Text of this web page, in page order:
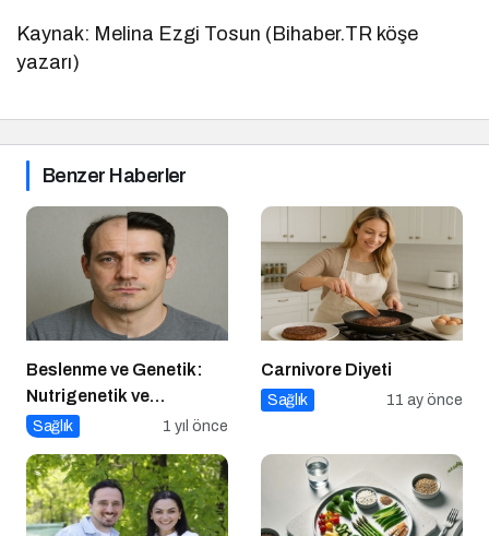
Kaynak: Melina Ezgi Tosun (Bihaber.TR köşe
yazarı)
Benzer Haberler
Beslenme ve Genetik:
Nutrigenetik ve
Nutrigenomik’in Rolü
Sağlık 1 yıl önce
Carnivore Diyeti
Sağlık 11 ay önce